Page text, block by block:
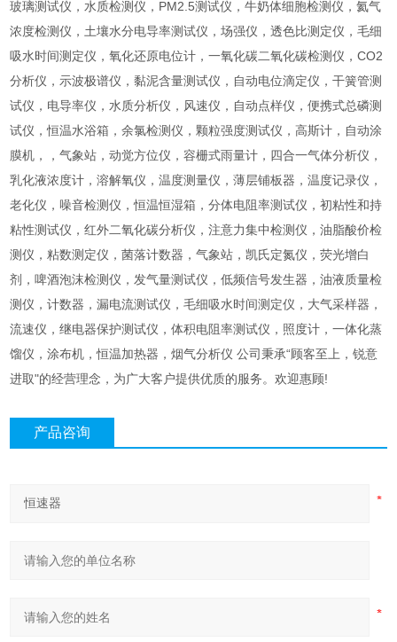
玻璃测试仪，水质检测仪，PM2.5测试仪，牛奶体细胞检测仪，氦气
浓度检测仪，土壤水分电导率测试仪，场强仪，透色比测定仪，毛细
吸水时间测定仪，氧化还原电位计，一氧化碳二氧化碳检测仪，CO2
分析仪，示波极谱仪，黏泥含量测试仪，自动电位滴定仪，干簧管测
试仪，电导率仪，水质分析仪，风速仪，自动点样仪，便携式总磷测
试仪，恒温水浴箱，余氯检测仪，颗粒强度测试仪，高斯计，自动涂
膜机，，气象站，动觉方位仪，容栅式雨量计，四合一气体分析仪，
乳化液浓度计，溶解氧仪，温度测量仪，薄层铺板器，温度记录仪，
老化仪，噪音检测仪，恒温恒湿箱，分体电阻率测试仪，初粘性和持
粘性测试仪，红外二氧化碳分析仪，注意力集中检测仪，油脂酸价检
测仪，粘数测定仪，菌落计数器，气象站，凯氏定氮仪，荧光增白
剂，啤酒泡沫检测仪，发气量测试仪，低频信号发生器，油液质量检
测仪，计数器，漏电流测试仪，毛细吸水时间测定仪，大气采样器，
流速仪，继电器保护测试仪，体积电阻率测试仪，照度计，一体化蒸
馏仪，涂布机，恒温加热器，烟气分析仪 公司秉承“顾客至上，锐意
进取"的经营理念，为广大客户提供优质的服务。欢迎惠顾!
产品咨询